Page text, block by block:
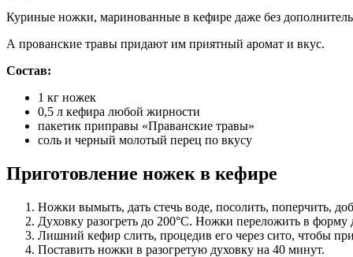
Куриные ножки, маринованные в кефире даже без
А прованские травы придают им приятный аромат и вкус.
Состав:
1 кг ножек
0,5 л кефира любой жирности
пакетик приправы «Праванские травы»
соль и черный молотый перец по вкусу
Приготовление ножек в кефире
Ножки вымыть, дать стечь воде, посолить, поперчить,
Духовку разогреть до 200°C. Ножки переложить в
Лишний кефир слить, процедив его через сито, чтобы
Поставить ножки в разогретую духовку на 40 минут.